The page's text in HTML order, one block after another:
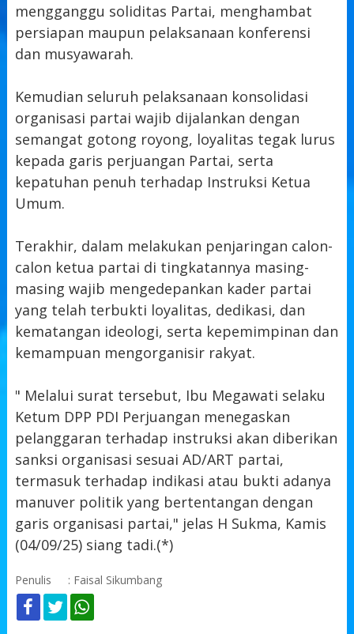
mengganggu soliditas Partai, menghambat
persiapan maupun pelaksanaan konferensi
dan musyawarah.
Kemudian seluruh pelaksanaan konsolidasi
organisasi partai wajib dijalankan dengan
semangat gotong royong, loyalitas tegak lurus
kepada garis perjuangan Partai, serta
kepatuhan penuh terhadap Instruksi Ketua
Umum.
Terakhir, dalam melakukan penjaringan calon-
calon ketua partai di tingkatannya masing-
masing wajib mengedepankan kader partai
yang telah terbukti loyalitas, dedikasi, dan
kematangan ideologi, serta kepemimpinan dan
kemampuan mengorganisir rakyat.
" Melalui surat tersebut, Ibu Megawati selaku
Ketum DPP PDI Perjuangan menegaskan
pelanggaran terhadap instruksi akan diberikan
sanksi organisasi sesuai AD/ART partai,
termasuk terhadap indikasi atau bukti adanya
manuver politik yang bertentangan dengan
garis organisasi partai," jelas H Sukma, Kamis
(04/09/25) siang tadi.(*)
Penulis : Faisal Sikumbang